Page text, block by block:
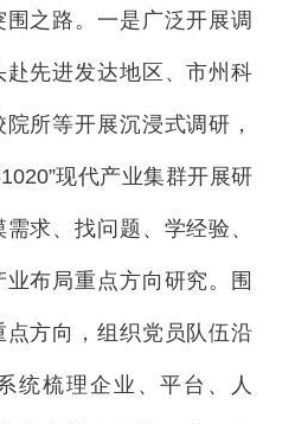
之路。一是广泛开展调
先进发达地区、市州科
所等开展沉浸式调研，
现代产业集群开展研
求、找问题、学经验、
布局重点方向研究。围
方向，组织党员队伍沿
统梳理企业、平台、人